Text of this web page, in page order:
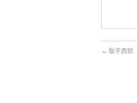
← 取手西部